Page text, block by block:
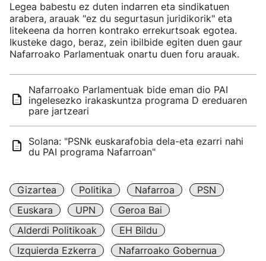
Legea babestu ez duten indarren eta sindikatuen
arabera, arauak "ez du segurtasun juridikorik" eta
litekeena da horren kontrako errekurtsoak egotea.
Ikusteke dago, beraz, zein ibilbide egiten duen gaur
Nafarroako Parlamentuak onartu duen foru arauak.
Nafarroako Parlamentuak bide eman dio PAI
ingelesezko irakaskuntza programa D ereduaren
pare jartzeari
Solana: "PSNk euskarafobia dela-eta ezarri nahi
du PAI programa Nafarroan"
Gizartea Politika Nafarroa
PSN
Euskara
UPN
Geroa Bai
Alderdi Politikoak
EH Bildu
Izquierda Ezkerra
Nafarroako Gobernua